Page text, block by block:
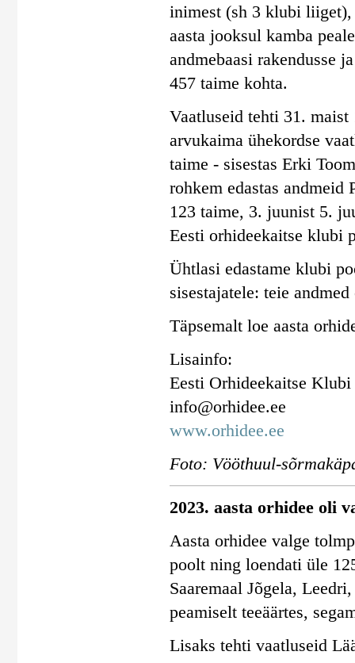
inimest (sh 3 klubi liiget),
aasta jooksul kamba
andmebaasi rakendusse
457 taime kohta.
Vaatluseid tehti 31.
arvukaima ühekordse
taime - sisestas Erki
rohkem edastas
123 taime, 3. juunist 5.
Eesti orhideekaitse klubi
Ühtlasi edastame klubi
sisestajatele: teie
Täpsemalt loe aasta
Lisainfo:
Eesti Orhideekaitse Klubi
info@orhidee.ee
www.orhidee.ee
Foto: Vööthuul-
2023. aasta orhidee oli
Aasta orhidee valge
poolt ning loendati üle
Saaremaal Jõgela,
peamiselt teeäärtes,
Lisaks tehti vaatluseid